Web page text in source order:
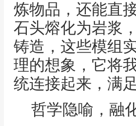
炼物品，还能直
石头熔化为岩浆
铸造，这些模组
理的想象，它将
统连接起来，满
哲学隐喻，融